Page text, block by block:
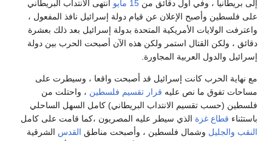
، وفي أول دقائق من15 مايو
انتهى الانتداب البريطاني
وأصبح الإعلان عن قيام دولة إسرائيل نافذ المفعول ،
الأمريكية المتحدة بدولة إسرائيل بعد ذلك بعشرة
القتال استمر ولكن هذه الآن أصبحت الحرب بين دولة
العربية المجاورة.
الحرب كانت إسرائيل قد أصبحت واقعا ، وسيطرت على
ما نص عليهقرار تقسيم فلسطين، واحتلت من
تقسيم الانتداب البريطاني) كامل السهل الساحلي
غزةالذي سيطر عليه المصريون ،كما قامت على كامل
وشمال فلسطين ، وأصبحت مناطقالقدسالشرقية